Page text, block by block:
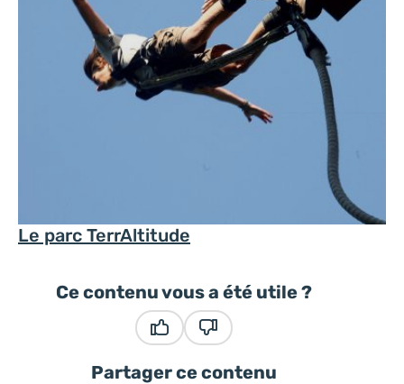
Le parc TerrAltitude
Ce contenu vous a été utile ?
Partager ce contenu